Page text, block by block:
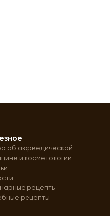
об аюрведической
и косметологии
рецепты
рецепты